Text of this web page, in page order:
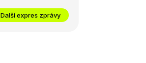
Další expres zprávy